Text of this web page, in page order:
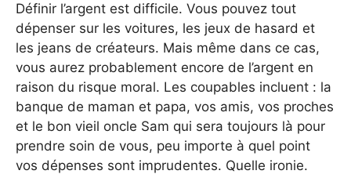
Définir l’argent est difficile. Vous pouvez tout
dépenser sur les voitures, les jeux de hasard et
les jeans de créateurs. Mais même dans ce cas,
vous aurez probablement encore de l’argent en
raison du risque moral. Les coupables incluent : la
banque de maman et papa, vos amis, vos proches
et le bon vieil oncle Sam qui sera toujours là pour
prendre soin de vous, peu importe à quel point
vos dépenses sont imprudentes. Quelle ironie.